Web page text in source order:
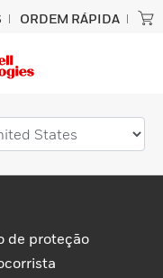
ORDEM RÁPIDA
de proteção